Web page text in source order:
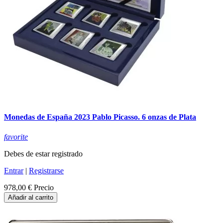
Monedas de España 2023 Pablo Picasso. 6 onzas de Plata
favorite
Debes de estar registrado
Entrar| Registrarse
978,00 € Precio
Añadir al carrito